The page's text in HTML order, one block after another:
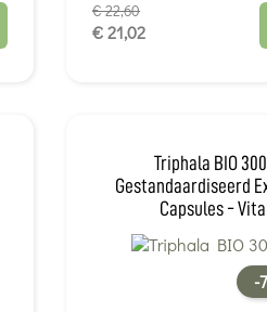
€ 22,60
€ 21,02
Triphala BIO
Gestandaardiseerd
Capsules -
-